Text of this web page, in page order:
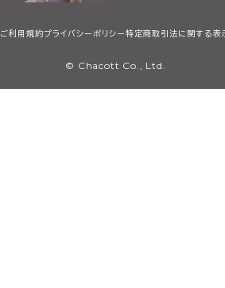
ご利用規約プライバシーポリシー特定商取引法に関する表
© Chacott Co., Ltd.